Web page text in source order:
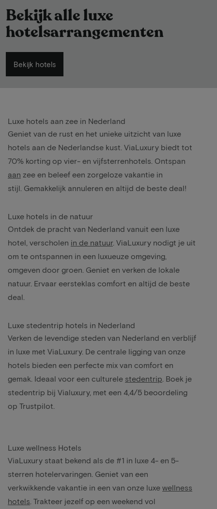
Bekijk alle luxe
hotelsarrangementen
Bekijk hotels
Luxe hotels aan zee in Nederland
Geniet van de rust en het unieke uitzicht van luxe
hotels aan de Nederlandse kust. ViaLuxury biedt tot
70% korting op vier- en vijfsterrenhotels. Ontspan
aan zee en beleef een zorgeloze vakantie in
stijl. Gemakkelijk annuleren en altijd de beste deal!
Luxe hotels in de natuur
Ontdek de pracht van Nederland vanuit een luxe
hotel, verscholen in de natuur. ViaLuxury nodigt je uit
om te ontspannen in een luxueuze omgeving,
omgeven door groen. Geniet en verken de lokale
natuur. Ervaar eersteklas comfort en altijd de beste
deal.
Luxe stedentrip hotels in Nederland
Verken de levendige steden van Nederland en verblijf
in luxe met ViaLuxury. De centrale ligging van onze
hotels bieden een perfecte mix van comfort en
gemak. Ideaal voor een culturele stedentrip . Boek je
stedentrip bij Vialuxury, met een 4,4/5 beoordeling
op Trustpilot.
Luxe wellness Hotels
ViaLuxury staat bekend als de #1 in luxe 4- en 5-
sterren hotelervaringen. Geniet van een
verkwikkende vakantie in een van onze luxe wellness
hotels . Trakteer jezelf op een weekend vol